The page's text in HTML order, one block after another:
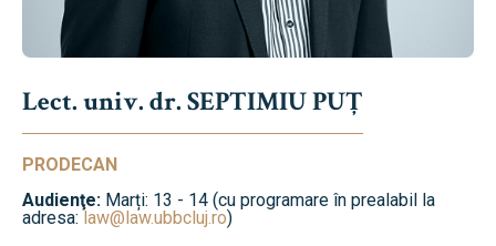
Lect. univ. dr. SEPTIMIU PUȚ
PRODECAN
Audienţe: Marți: 13 - 14 (cu programare în prealabil la
adresa:law@law.ubbcluj.ro)